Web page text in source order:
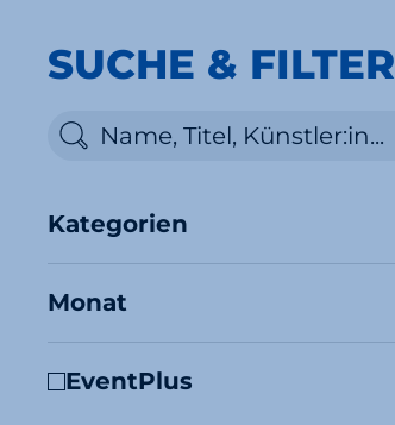
SUCHE & FILTER
Kategorien
Monat
EventPlus